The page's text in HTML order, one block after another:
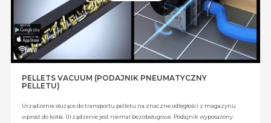
pokojowy programowalny tygodniowy bezprzewodowy, termostat pokojowy
programowalny tygodniowy przewodowy, czujnik temperatury z regulacją,
dodatkowy moduł rozszerzeniowy (B,C), moduł internetowy EcoNET.
PELLETS VACUUM (PODAJNIK PNEUMATYCZNY
PELLETU)
Urządzenie służące do transportu pelletu na znaczne odległości z magazynu
wprost do kotła. Urządzenie jest niemal bezobsługowe. Podajnik wyposażony